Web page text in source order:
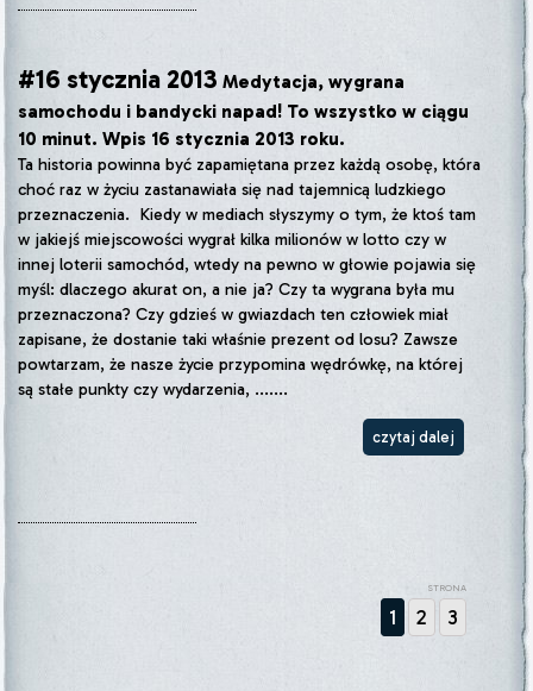
#16 stycznia 2013 Medytacja, wygrana
samochodu i bandycki napad! To wszystko w ciągu
10 minut. Wpis 16 stycznia 2013 roku.
Ta historia powinna być zapamiętana przez każdą osobę, która
choć raz w życiu zastanawiała się nad tajemnicą ludzkiego
przeznaczenia. Kiedy w mediach słyszymy o tym, że ktoś tam
w jakiejś miejscowości wygrał kilka milionów w lotto czy w
innej loterii samochód, wtedy na pewno w głowie pojawia się
myśl: dlaczego akurat on, a nie ja? Czy ta wygrana była mu
przeznaczona? Czy gdzieś w gwiazdach ten człowiek miał
zapisane, że dostanie taki właśnie prezent od losu? Zawsze
powtarzam, że nasze życie przypomina wędrówkę, na której
są stałe punkty czy wydarzenia, .......
czytaj dalej
STRONA
1 2 3